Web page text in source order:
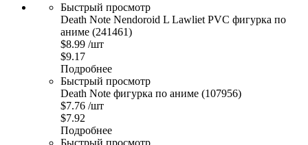
Быстрый просмотр
Death Note Nendoroid L Lawliet PVC фигурка по
аниме (241461)
$8.99 /шт
$9.17
Подробнее
Быстрый просмотр
Death Note фигурка по аниме (107956)
$7.76 /шт
$7.92
Подробнее
Быстрый просмотр